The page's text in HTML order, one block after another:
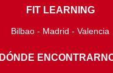
FIT LEARNING
Bilbao - Madrid - Valencia
DÓNDE